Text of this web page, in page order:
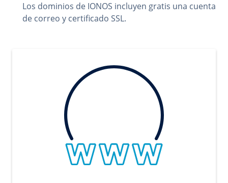
Los dominios de IONOS incluyen gratis una cuenta
de correo y certificado SSL.